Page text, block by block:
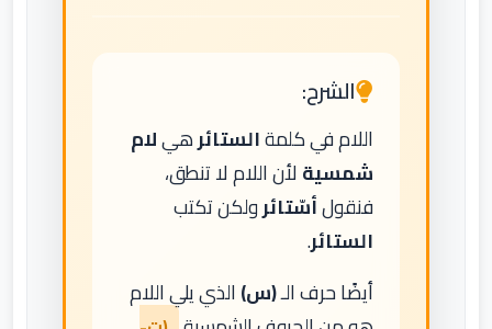
الشرح:
اللام في كلمةالستائرهيلام
شمسيةلأن اللام لا تنطق،
فنقولأسّتائرولكن تكتب
الستائر.
أيضًا حرف الـ(س)الذي يلي اللام